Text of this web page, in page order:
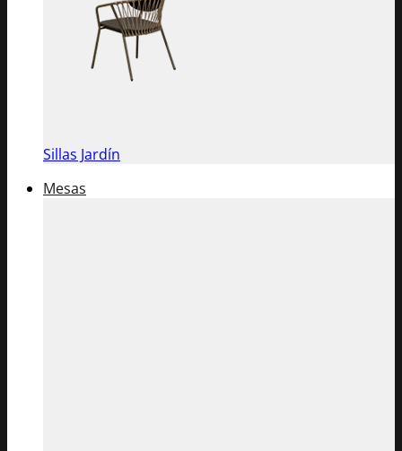
Sillas Jardín
Mesas